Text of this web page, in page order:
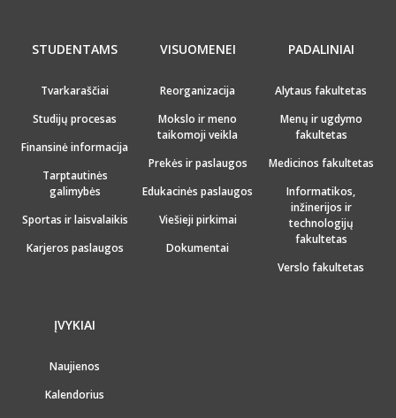
STUDENTAMS
Tvarkaraščiai
Studijų procesas
Finansinė informacija
Tarptautinės
galimybės
Sportas ir laisvalaikis
Karjeros paslaugos
VISUOMENEI
Reorganizacija
Mokslo ir meno
taikomoji veikla
Prekės ir paslaugos
Edukacinės paslaugos
Viešieji pirkimai
Dokumentai
PADALINIAI
Alytaus fakultetas
Menų ir ugdymo
fakultetas
Medicinos fakultetas
Informatikos,
inžinerijos ir
technologijų
fakultetas
Verslo fakultetas
ĮVYKIAI
Naujienos
Kalendorius